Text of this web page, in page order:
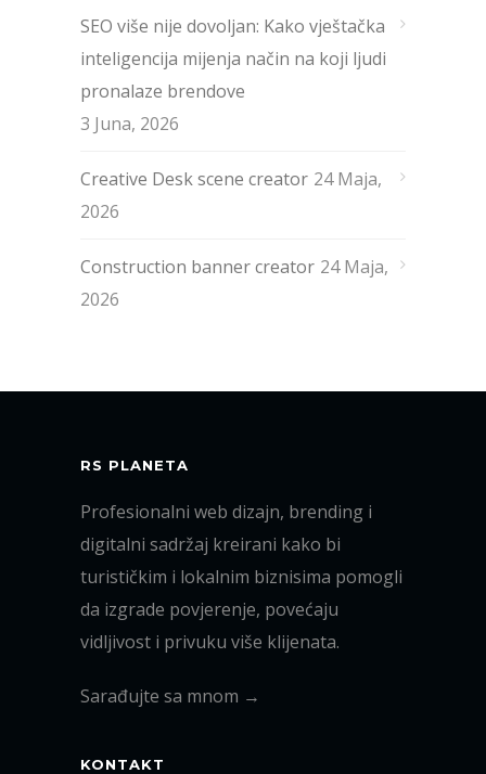
SEO više nije dovoljan: Kako vještačka
inteligencija mijenja način na koji ljudi
pronalaze brendove
3 Juna, 2026
Creative Desk scene creator 24 Maja,
2026
Construction banner creator 24 Maja,
2026
RS PLANETA
Profesionalni web dizajn, brending i
digitalni sadržaj kreirani kako bi
turističkim i lokalnim biznisima pomogli
da izgrade povjerenje, povećaju
vidljivost i privuku više klijenata.
Sarađujte sa mnom →
KONTAKT